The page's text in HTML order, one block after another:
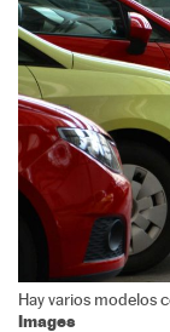
Hay varios modelos
Images